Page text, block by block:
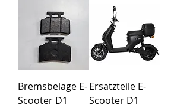
Bremsbeläge E-
Scooter D1
Ersatzteile E-
Scooter D1